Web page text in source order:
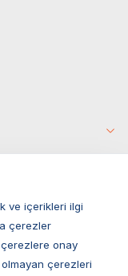
ve içerikleri ilgi
çerezler
çerezlere onay
çerezleri